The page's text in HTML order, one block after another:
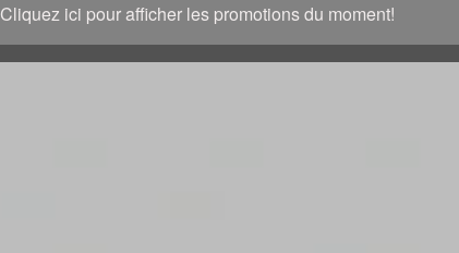
Cliquez ici pour afficher les promotions du moment!